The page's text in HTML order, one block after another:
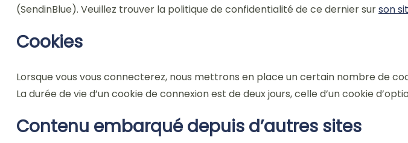
(SendinBlue). Veuillez trouver la politique de confidentialité de ce dernier surson
Cookies
Lorsque vous vous connecterez, nous mettrons en place un certain nombre de
La durée de vie d’un cookie de connexion est de deux jours, celle d’un cookie
Contenu embarqué depuis d’autres sites